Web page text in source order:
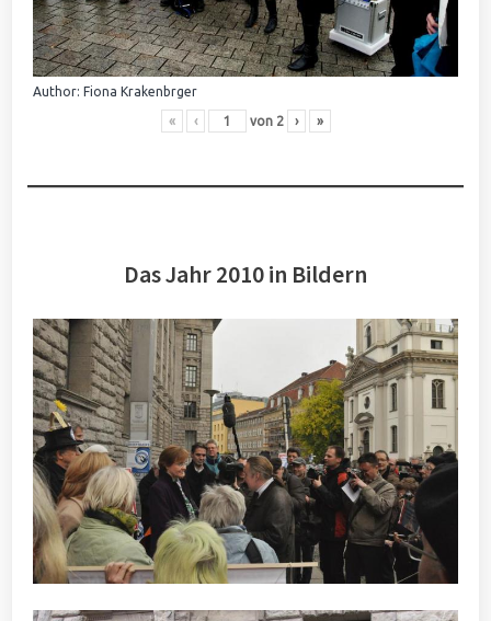
Author: Fiona Krakenbrger
« ‹ von 2 › »
Das Jahr 2010 in Bildern